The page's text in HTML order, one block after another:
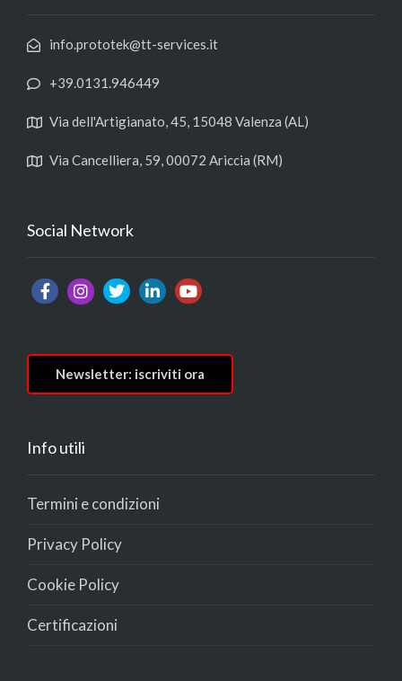
info.prototek@tt-services.it
+39.0131.946449
Via dell'Artigianato, 45, 15048 Valenza (AL)
Via Cancelliera, 59, 00072 Ariccia (RM)
Social Network
Newsletter: iscriviti ora
Info utili
Termini e condizioni
Privacy Policy
Cookie Policy
Certificazioni